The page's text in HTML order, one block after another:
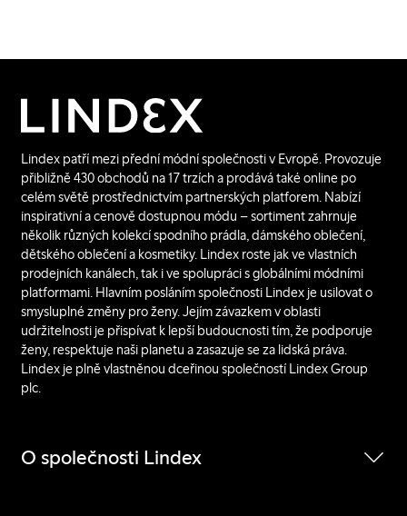
Lindex patří mezi přední módní společnosti v Evropě. Provozuje
přibližně 430 obchodů na 17 trzích a prodává také online po
celém světě prostřednictvím partnerských platforem. Nabízí
inspirativní a cenově dostupnou módu – sortiment zahrnuje
několik různých kolekcí spodního prádla, dámského oblečení,
dětského oblečení a kosmetiky. Lindex roste jak ve vlastních
prodejních kanálech, tak i ve spolupráci s globálními módními
platformami. Hlavním posláním společnosti Lindex je usilovat o
smysluplné změny pro ženy. Jejím závazkem v oblasti
udržitelnosti je přispívat k lepší budoucnosti tím, že podporuje
ženy, respektuje naši planetu a zasazuje se za lidská práva.
Lindex je plně vlastněnou dceřinou společností Lindex Group
plc.
O společnosti Lindex